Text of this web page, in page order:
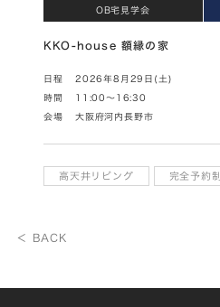
OB宅見学会
KKO-house 額縁の家
日程 2026年8月29日(土)
時間 11:00～16:30
会場 大阪府河内長野市
高天井リビング 完全予約制
＜ BACK